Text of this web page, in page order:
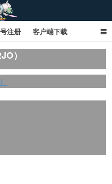
达钢达服_SD敢达数据库
达
注册 客户端下载
钢达服数据库（石墨版）
）